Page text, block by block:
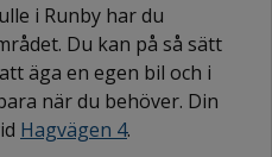
i Runby har du
Du kan på så sätt
äga en egen bil och i
när du behöver. Din
Hagvägen 4.